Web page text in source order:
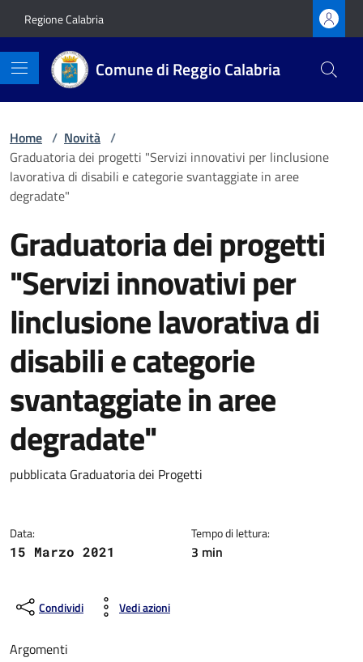
Regione Calabria
Comune di Reggio Calabria
Home / Novità /
Graduatoria dei progetti "Servizi innovativi per linclusione
lavorativa di disabili e categorie svantaggiate in aree
degradate"
Graduatoria dei progetti
"Servizi innovativi per
linclusione lavorativa di
disabili e categorie
svantaggiate in aree
degradate"
Dettagli della notizia
pubblicata Graduatoria dei Progetti
Data:
15 Marzo 2021
Tempo di lettura:
3 min
Condividi Vedi azioni
Argomenti